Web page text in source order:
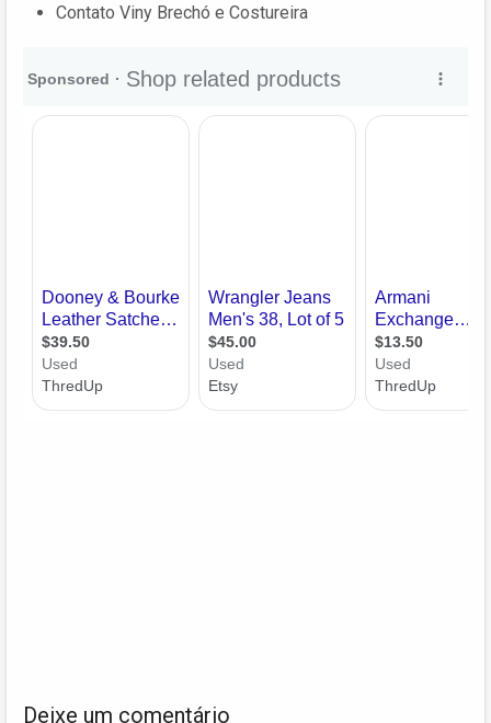
Contato Viny Brechó e Costureira
Deixe um comentário